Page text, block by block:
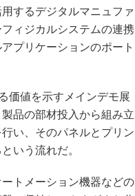
するデジタルマニュファ
ィジカルシステムの連携
プリケーションのポート
価値を示すメインデモ展
品の部材投入から組み立
い、そのパネルとプリン
いう流れだ。
トメーション機器などの